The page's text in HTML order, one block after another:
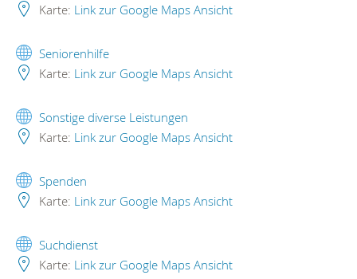
Karte: Link zur Google Maps Ansicht
Seniorenhilfe
Karte: Link zur Google Maps Ansicht
Sonstige diverse Leistungen
Karte: Link zur Google Maps Ansicht
Spenden
Karte: Link zur Google Maps Ansicht
Suchdienst
Karte: Link zur Google Maps Ansicht